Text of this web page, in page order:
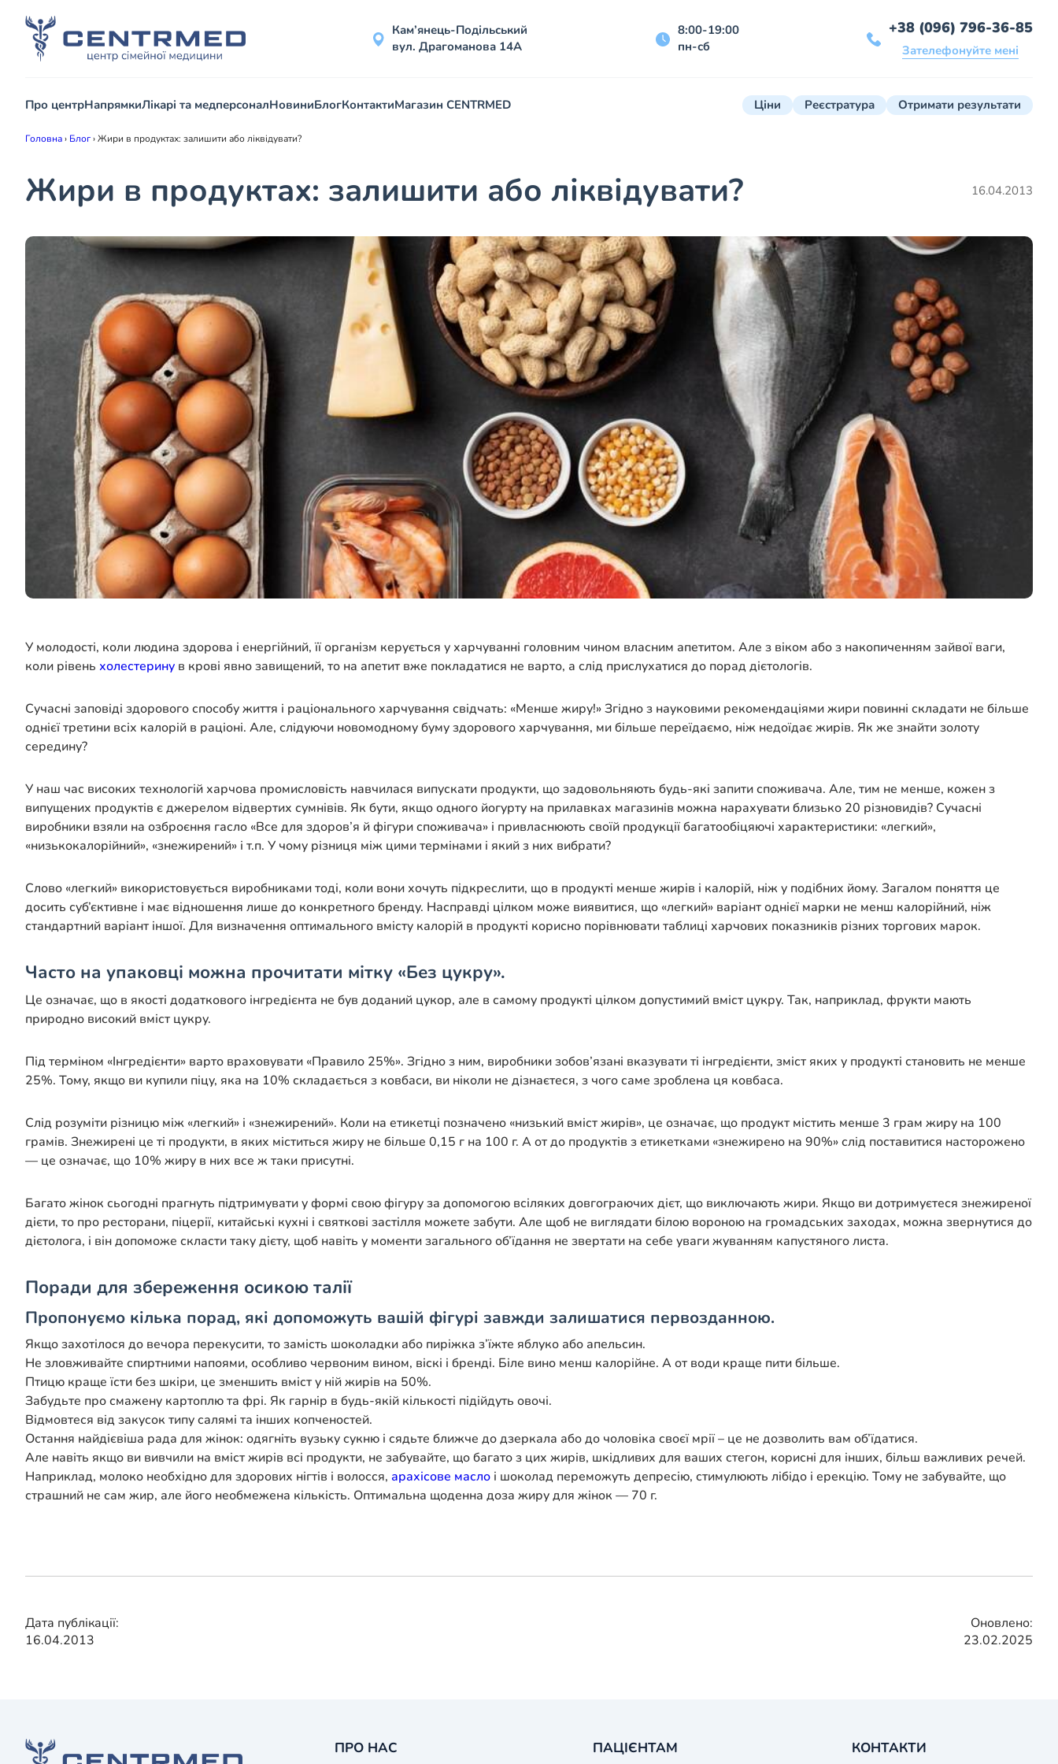
Кам’янець-Подільський
вул. Драгоманова 14А
8:00-19:00
пн-сб
+38 (096) 796-36-85
Зателефонуйте мені
Про центрНапрямкиЛікарі та медперсоналНовиниБлогКонтактиМагазин CENTRMED Ціни Реєстратура Отримати результати
Головна› Блог›Жири в продуктах: залишити або ліквідувати?
Жири в продуктах: залишити або ліквідувати? 16.04.2013
У молодості, коли людина здорова і енергійний, її організм керується у харчуванні головним чином власним апетитом. Але з віком або з накопиченням зайвої ваги,
коли рівень холестерину в крові явно завищений, то на апетит вже покладатися не варто, а слід прислухатися до порад дієтологів.
Сучасні заповіді здорового способу життя і раціонального харчування свідчать: «Менше жиру!» Згідно з науковими рекомендаціями жири повинні складати не більше
однієї третини всіх калорій в раціоні. Але, слідуючи новомодному буму здорового харчування, ми більше переїдаємо, ніж недоїдає жирів. Як же знайти золоту
середину?
У наш час високих технологій харчова промисловість навчилася випускати продукти, що задовольняють будь-які запити споживача. Але, тим не менше, кожен з
випущених продуктів є джерелом відвертих сумнівів. Як бути, якщо одного йогурту на прилавках магазинів можна нарахувати близько 20 різновидів? Сучасні
виробники взяли на озброєння гасло «Все для здоров’я й фігури споживача» і привласнюють своїй продукції багатообіцяючі характеристики: «легкий»,
«низькокалорійний», «знежирений» і т.п. У чому різниця між цими термінами і який з них вибрати?
Слово «легкий» використовується виробниками тоді, коли вони хочуть підкреслити, що в продукті менше жирів і калорій, ніж у подібних йому. Загалом поняття це
досить суб’єктивне і має відношення лише до конкретного бренду. Насправді цілком може виявитися, що «легкий» варіант однієї марки не менш калорійний, ніж
стандартний варіант іншої. Для визначення оптимального вмісту калорій в продукті корисно порівнювати таблиці харчових показників різних торгових марок.
Часто на упаковці можна прочитати мітку «Без цукру».
Це означає, що в якості додаткового інгредієнта не був доданий цукор, але в самому продукті цілком допустимий вміст цукру. Так, наприклад, фрукти мають
природно високий вміст цукру.
Під терміном «Інгредієнти» варто враховувати «Правило 25%». Згідно з ним, виробники зобов’язані вказувати ті інгредієнти, зміст яких у продукті становить не менше
25%. Тому, якщо ви купили піцу, яка на 10% складається з ковбаси, ви ніколи не дізнаєтеся, з чого саме зроблена ця ковбаса.
Слід розуміти різницю між «легкий» і «знежирений». Коли на етикетці позначено «низький вміст жирів», це означає, що продукт містить менше 3 грам жиру на 100
грамів. Знежирені це ті продукти, в яких міститься жиру не більше 0,15 г на 100 г. А от до продуктів з етикетками «знежирено на 90%» слід поставитися насторожено
— це означає, що 10% жиру в них все ж таки присутні.
Багато жінок сьогодні прагнуть підтримувати у формі свою фігуру за допомогою всіляких довгограючих дієт, що виключають жири. Якщо ви дотримуєтеся знежиреної
дієти, то про ресторани, піцерії, китайські кухні і святкові застілля можете забути. Але щоб не виглядати білою вороною на громадських заходах, можна звернутися до
дієтолога, і він допоможе скласти таку дієту, щоб навіть у моменти загального об’їдання не звертати на себе уваги жуванням капустяного листа.
Поради для збереження осикою талії
Пропонуємо кілька порад, які допоможуть вашій фігурі завжди залишатися первозданною.
Якщо захотілося до вечора перекусити, то замість шоколадки або пиріжка з’їжте яблуко або апельсин.
Не зловживайте спиртними напоями, особливо червоним вином, віскі і бренді. Біле вино менш калорійне. А от води краще пити більше.
Птицю краще їсти без шкіри, це зменшить вміст у ній жирів на 50%.
Забудьте про смажену картоплю та фрі. Як гарнір в будь-якій кількості підійдуть овочі.
Відмовтеся від закусок типу салямі та інших копченостей.
Остання найдієвіша рада для жінок: одягніть вузьку сукню і сядьте ближче до дзеркала або до чоловіка своєї мрії – це не дозволить вам об’їдатися.
Але навіть якщо ви вивчили на вміст жирів всі продукти, не забувайте, що багато з цих жирів, шкідливих для ваших стегон, корисні для інших, більш важливих речей.
Наприклад, молоко необхідно для здорових нігтів і волосся, арахісове масло і шоколад переможуть депресію, стимулюють лібідо і ерекцію. Тому не забувайте, що
страшний не сам жир, але його необмежена кількість. Оптимальна щоденна доза жиру для жінок — 70 г.
Дата публікації:
16.04.2013
Оновлено:
23.02.2025
ПРО НАС ПАЦІЄНТАМ КОНТАКТИ